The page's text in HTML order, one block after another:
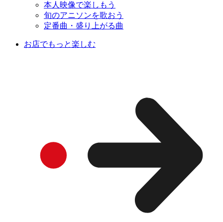
本人映像で楽しもう
旬のアニソンを歌おう
定番曲・盛り上がる曲
お店でもっと楽しむ